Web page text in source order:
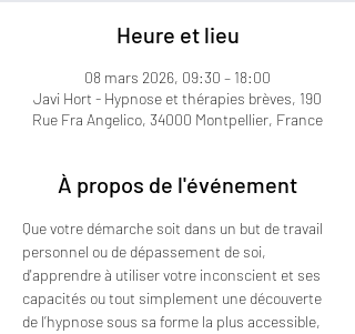
Heure et lieu
08 mars 2026, 09:30 – 18:00
Javi Hort - Hypnose et thérapies brèves, 190
Rue Fra Angelico, 34000 Montpellier, France
À propos de l'événement
Que votre démarche soit dans un but de travail
personnel ou de dépassement de soi,
d'apprendre à utiliser votre inconscient et ses
capacités ou tout simplement une découverte
de l’hypnose sous sa forme la plus accessible,